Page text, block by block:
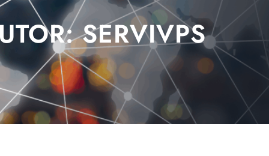
SERVIVPS